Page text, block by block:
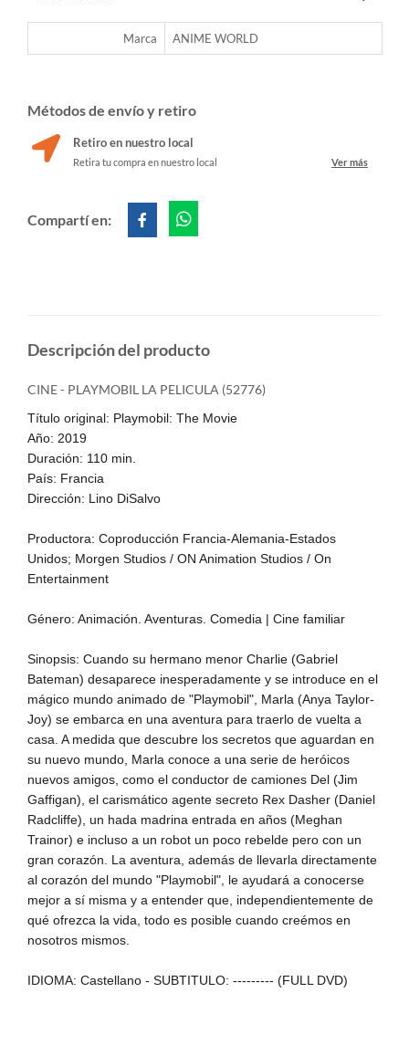
Marca ANIME WORLD
Métodos de envío y retiro
Retiro en nuestro local
Retira tu compra en nuestro local Ver más
Compartí en:
Descripción del producto
CINE - PLAYMOBIL LA PELICULA (52776)
Título original: Playmobil: The Movie
Año: 2019
Duración: 110 min.
País: Francia
Dirección: Lino DiSalvo
Productora: Coproducción Francia-Alemania-Estados
Unidos; Morgen Studios / ON Animation Studios / On
Entertainment
Género: Animación. Aventuras. Comedia | Cine familiar
Sinopsis: Cuando su hermano menor Charlie (Gabriel
Bateman) desaparece inesperadamente y se introduce en el
mágico mundo animado de "Playmobil", Marla (Anya Taylor-
Joy) se embarca en una aventura para traerlo de vuelta a
casa. A medida que descubre los secretos que aguardan en
su nuevo mundo, Marla conoce a una serie de heróicos
nuevos amigos, como el conductor de camiones Del (Jim
Gaffigan), el carismático agente secreto Rex Dasher (Daniel
Radcliffe), un hada madrina entrada en años (Meghan
Trainor) e incluso a un robot un poco rebelde pero con un
gran corazón. La aventura, además de llevarla directamente
al corazón del mundo "Playmobil", le ayudará a conocerse
mejor a sí misma y a entender que, independientemente de
qué ofrezca la vida, todo es posible cuando creémos en
nosotros mismos.
IDIOMA: Castellano - SUBTITULO: --------- (FULL DVD)